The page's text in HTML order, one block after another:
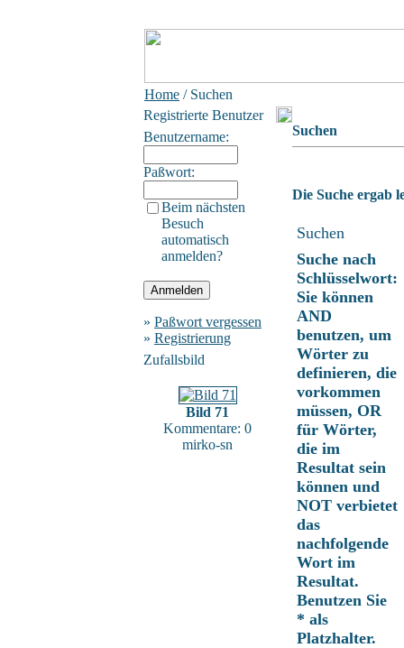
Home / Suchen
Registrierte Benutzer
Benutzername:
Paßwort:
Beim nächsten
Besuch
automatisch
anmelden?
» Paßwort vergessen
» Registrierung
Zufallsbild
Bild 71
Kommentare: 0
mirko-sn
Suchen
Die Suche ergab
Suchen
Suche nach
Schlüsselwort:
Sie können
AND
benutzen, um
Wörter zu
definieren, die
vorkommen
müssen, OR
für Wörter,
die im
Resultat sein
können und
NOT verbietet
das
nachfolgende
Wort im
Resultat.
Benutzen Sie
* als
Platzhalter.